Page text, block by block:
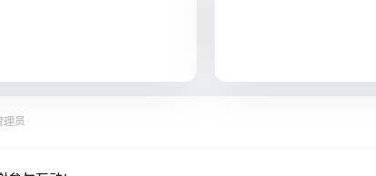
理员